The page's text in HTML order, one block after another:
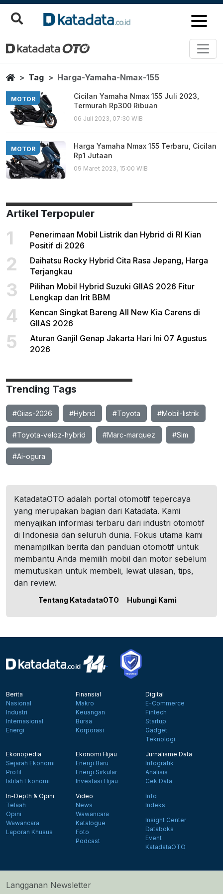
Harga Yamaha Nmax 155
Berita Terbaru
HomeTag Harga-Yamaha-Nmax-155
MOTOR
Cicilan Yamaha Nmax 155 Juli 2023,
Termurah Rp300 Ribuan
06 Juli 2023, 07:30 WIB
MOTOR
Harga Yamaha Nmax 155 Terbaru, Cicilan
Rp1 Jutaan
09 Maret 2023, 15:00 WIB
Artikel Terpopuler
1
Penerimaan Mobil Listrik dan Hybrid di RI Kian
Positif di 2026
2
Daihatsu Rocky Hybrid Cita Rasa Jepang, Harga
Terjangkau
3
Pilihan Mobil Hybrid Suzuki GIIAS 2026 Fitur
Lengkap dan Irit BBM
4
Kencan Singkat Bareng All New Kia Carens di
GIIAS 2026
5
Aturan Ganjil Genap Jakarta Hari Ini 07 Agustus
2026
Trending Tags
#Giias-2026 #Hybrid #Toyota #Mobil-listrik
#Toyota-veloz-hybrid #Marc-marquez #Sim
#Ai-ogura
KatadataOTO adalah portal otomotif tepercaya
yang merupakan bagian dari Katadata. Kami
menyajikan informasi terbaru dari industri otomotif
di Indonesia dan seluruh dunia. Fokus utama kami
menampilkan berita dan panduan otomotif untuk
membantu Anda memilih mobil dan motor sebelum
memutuskan untuk membeli, lewat ulasan, tips,
dan review.
Tentang KatadataOTO Hubungi Kami
Berita
Nasional
Industri
Internasional
Energi
Finansial
Makro
Keuangan
Bursa
Korporasi
Digital
E-Commerce
Fintech
Startup
Gadget
Teknologi
Ekonopedia
Sejarah Ekonomi
Profil
Istilah Ekonomi
Ekonomi Hijau
Energi Baru
Energi Sirkular
Investasi Hijau
Jurnalisme Data
Infografik
Analisis
Cek Data
In-Depth & Opini
Telaah
Opini
Wawancara
Laporan Khusus
Video
News
Wawancara
Katalogue
Foto
Podcast
Info
Indeks
Insight Center
Databoks
Event
KatadataOTO
Langganan Newsletter